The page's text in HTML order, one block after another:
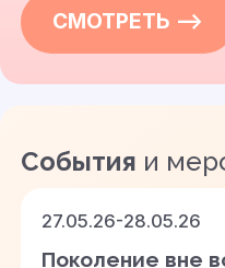
СМОТРЕТЬ —>
События и
27.05.26-28.05.26
Поколение вне